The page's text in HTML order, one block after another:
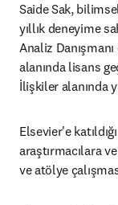
Saide Sak,
yıllık deneyime
Analiz
alanında lisans
İlişkiler alanında
Elsevier'e
araştırmacılara
ve atölye